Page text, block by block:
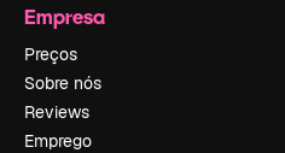
Empresa
Preços
Sobre nós
Reviews
Emprego